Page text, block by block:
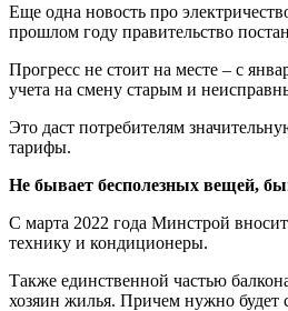
Еще одна новость про
прошлом году правительство
Прогресс не стоит на месте – с
учета на смену старым и
Это даст потребителям
тарифы.
Не бывает бесполезных вещей,
С марта 2022 года Минстрой
технику и кондиционеры.
Также единственной частью
хозяин жилья. Причем нужно будет